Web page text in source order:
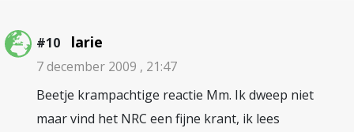
#10 larie
7 december 2009 , 21:47
Beetje krampachtige reactie Mm. Ik dweep niet
maar vind het NRC een fijne krant, ik lees